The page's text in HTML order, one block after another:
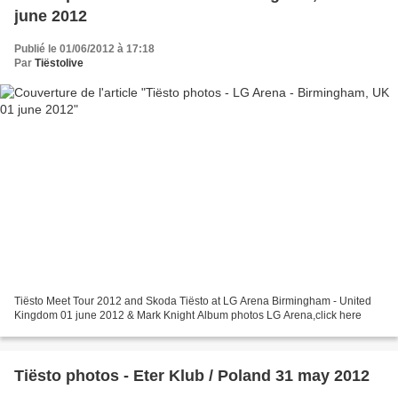
june 2012
Publié le 01/06/2012 à 17:18
Par Tiëstolive
Tiësto Meet Tour 2012 and Skoda Tiësto at LG Arena Birmingham - United
Kingdom 01 june 2012 & Mark Knight Album photos LG Arena,click here
Tiësto photos - Eter Klub / Poland 31 may 2012